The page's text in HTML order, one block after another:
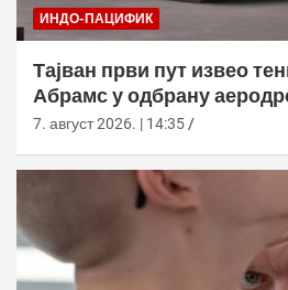
ИНДО-ПАЦИФИК
Тајван први пут извео
Абрамс у одбрану
7. август 2026. | 14:35